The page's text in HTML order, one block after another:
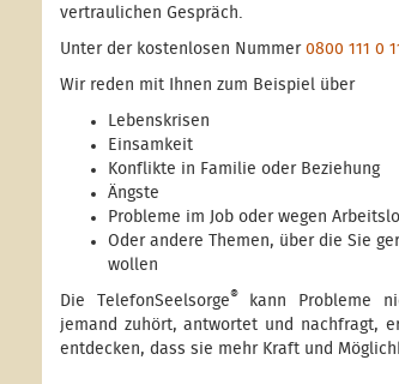
vertraulichen Gespräch.
Unter der kostenlosen Nummer 0800 111 0
Wir reden mit Ihnen zum Beispiel über
Lebenskrisen
Einsamkeit
Konflikte in Familie oder Beziehung
Ängste
Probleme im Job oder wegen
Oder andere Themen, über die Sie
wollen
Die TelefonSeelsorge®
kann Probleme
jemand zuhört, antwortet und nachfragt,
entdecken, dass sie mehr Kraft und